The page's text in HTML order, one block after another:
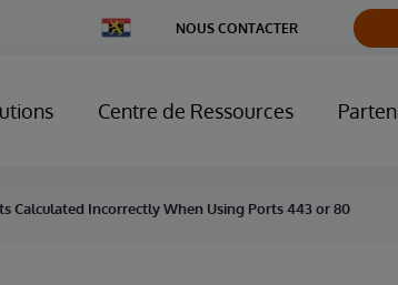
Change
Country
NOUS CONTACTER
Centre de Ressources
Calculated Incorrectly When Using Ports 443 or 80